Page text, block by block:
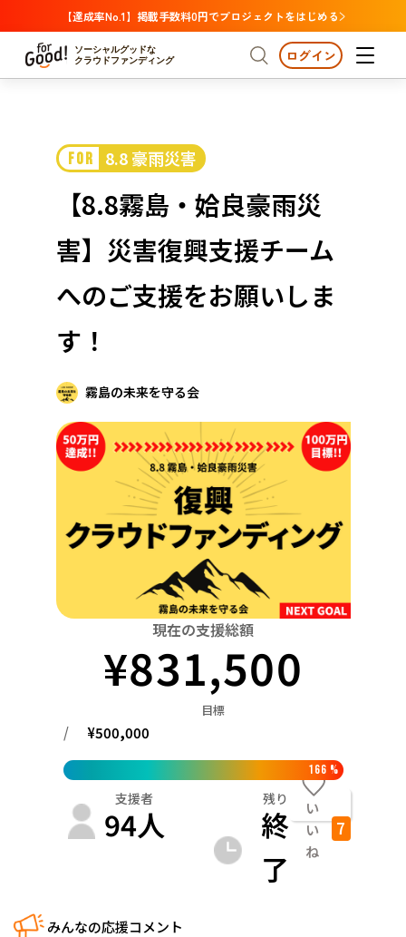
【達成率No.1】掲載手数料0円でプロジェクトをはじめる
ソーシャルグッドな
クラウドファンディング
プロジェクトからさがす
カテゴリーからさがす 国際協力
人権・マイノリティ
中国
四国
九州・沖縄
注目 新着
支援金額が多い
支援人数が多い
終了日が近い
カテゴリーからさがす
国際協力 医療・福祉
子ども・教育
環境・エシカル
人権・マイノリティ
社会貢献
地域からさがす
北海道 青森 岩手
茨城 栃木 群馬 埼玉 千葉 東京
石川 福井 山梨
滋賀 京都 大阪 兵庫 奈良
岡山 広島 山口
熊本
ログイン
FOR 8.8 豪雨災害
【8.8霧島・姶良豪雨災
害】災害復興支援チーム
へのご支援をお願いしま
す！
霧島の未来を守る会
現在の支援総額
¥831,500
目標
/ ¥500,000
166 %
支援者
94人
残り
終
了
い
い
ね
7
みんなの応援コメント